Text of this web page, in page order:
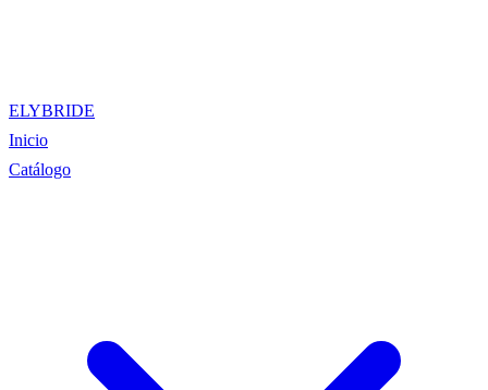
ELYBRIDE
Inicio
Catálogo